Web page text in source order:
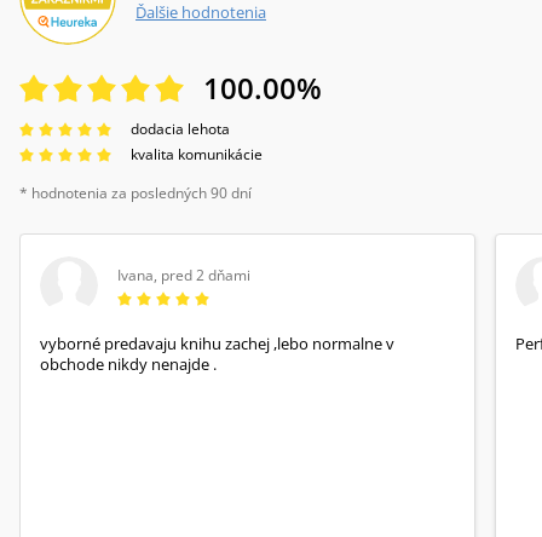
Ďalšie hodnotenia
100.00%
dodacia lehota
kvalita komunikácie
* hodnotenia za posledných 90 dní
Ivana, pred 2 dňami
vyborné predavaju knihu zachej ,lebo normalne v
obchode nikdy nenajde .